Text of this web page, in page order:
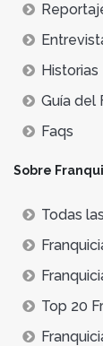
Historias
Guía del
Faqs
Sobre
Todas
Top 20